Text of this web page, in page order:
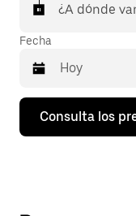
¿A dónde
Fecha
Pulsa
flecha
Consulta los